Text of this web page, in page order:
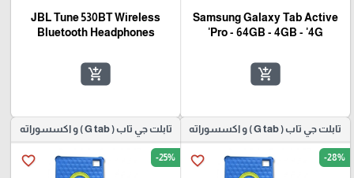
Samsung Galaxy Tab Active
Pro - 64GB - 4GB - '4G'
add_shopping_cart
JBL Tune 530BT Wireless
Bluetooth Headphones
add_shopping_cart
تابلت جي تاب ( G tab ) و اكسسوراته
favorite_border -28%
تابلت جي تاب ( G tab ) و اكسسوراته
favorite_border -25%